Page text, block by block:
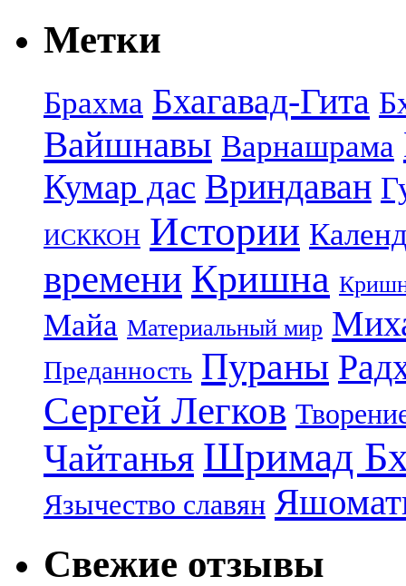
Метки
Брахма Бхагавад-Гита
Вайшнавы Варнашрама
Кумар дас Вриндаван
ИСККОН Истории
времени Кришна
Майа Материальный мир
Преданность Пураны
Сергей Легков
Чайтанья Шримад
Язычество славян
Свежие отзывы